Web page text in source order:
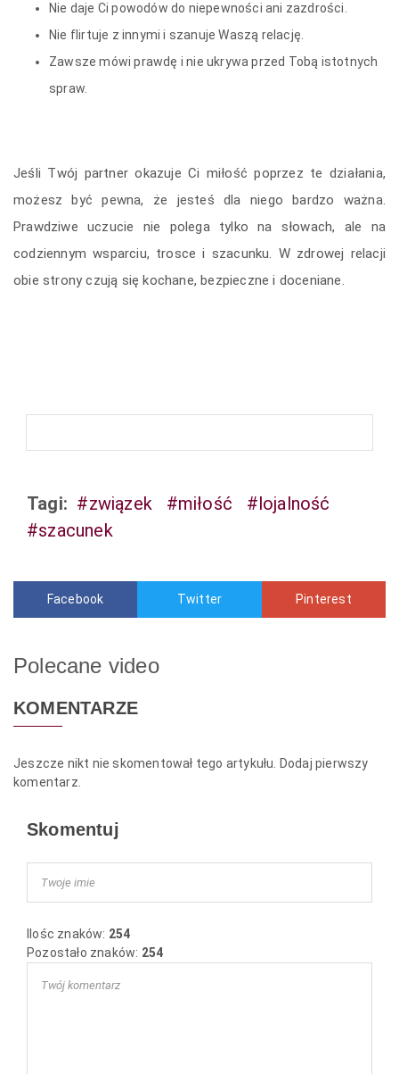
Nie daje Ci powodów do niepewności ani zazdrości.
Nie flirtuje z innymi i szanuje Waszą relację.
Zawsze mówi prawdę i nie ukrywa przed Tobą istotnych
spraw.
Jeśli Twój partner okazuje Ci miłość poprzez te działania,
możesz być pewna, że jesteś dla niego bardzo ważna.
Prawdziwe uczucie nie polega tylko na słowach, ale na
codziennym wsparciu, trosce i szacunku. W zdrowej relacji
obie strony czują się kochane, bezpieczne i doceniane.
Tagi: #związek #miłość
#lojalność
#szacunek
Facebook Twitter Pinterest
Polecane video
KOMENTARZE
Jeszcze nikt nie skomentował tego artykułu. Dodaj pierwszy
komentarz.
Skomentuj
Ilośc znaków: 254
Pozostało znaków: 254